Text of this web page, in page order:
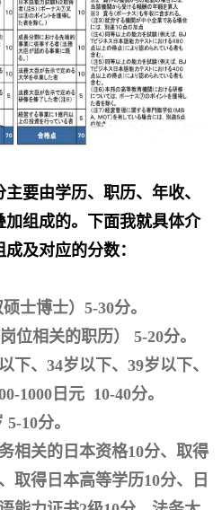
要由学历、职历、年收、
组成的。下面我就具体介
及对应的分数：
士博士）5-30分。
位相关的职历） 5-20分。
下、34岁以下、39岁以下、
1000日元 10-40分。
10分。
相关的日本资格10分、取得
取得日本高等学历10分、日